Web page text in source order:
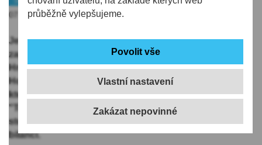
průběžně vylepšujeme.
Vlastní nastavení
07.09.2019 | 12:05
Jedním z hráčů, kteří se do historie libereckého hokeje
zapsali velice tučným písmem, je bezesporu Milan
Hnilička. Jeho dres s číslem 33 putoval ke stropu
Home Credit Areny 19. února 2016, tedy v sezóně, za
kterou Tygři napsali svou historicky první zlatou tečku.
"To, co jsem v Liberci zažil, ve mně zanechalo velkou
stopu," svěřil se brankář s unikátní reprezentační
bilancí.